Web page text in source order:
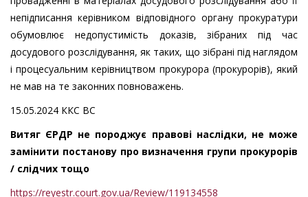
непідписання керівником відповідного органу прокуратури
обумовлює недопустимість доказів, зібраних під час
досудового розслідування, як таких, що зібрані під наглядом
і процесуальним керівництвом прокурора (прокурорів), який
не мав на те законних повноважень.
15.05.2024 ККС ВС
Витяг ЄРДР не породжує правові наслідки, не може
замінити постанову про визначення групи прокурорів
/ слідчих тощо
https://reyestr.court.gov.ua/Review/119134558